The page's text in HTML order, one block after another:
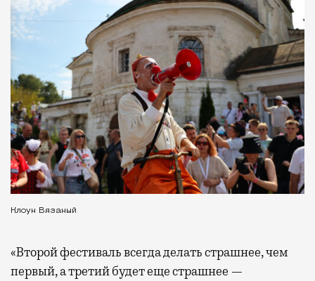
Клоун Вязаный
«Второй фестиваль всегда делать страшнее, чем
первый, а третий будет еще страшнее —